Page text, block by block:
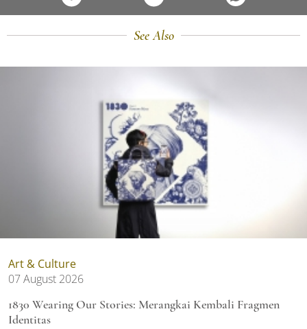
See Also
Art & Culture
07 August 2026
1830 Wearing Our Stories: Merangkai Kembali Fragmen
Identitas